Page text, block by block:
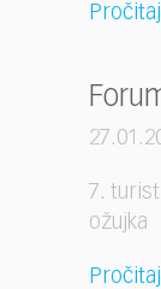
7.
ožujka